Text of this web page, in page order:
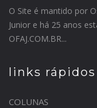
O Site é mantido por
Junior e há 25 anos
OFAJ.COM.BR...
links rápidos
COLUNAS